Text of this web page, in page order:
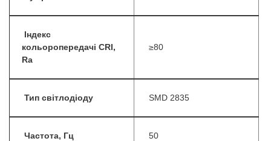
Індекс
кольоропередачі CRI,
Ra
≥80
Тип світлодіоду SMD 2835
Частота, Гц 50